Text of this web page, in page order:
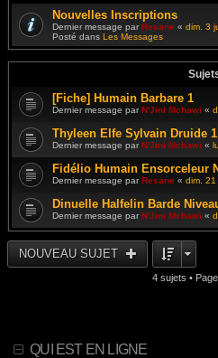
Nouvelles Inscriptions
Dernier message parResane « dim. 3
Posté dans Les Messages
[Fiche] Humain Barbare 1
Dernier message parN'Jini Mchawi «
Thyleen Elfe Sylvain Druide 1
Dernier message parN'Jini Mchawi «
Fidélio Humain Ensorceleur
Dernier message parResane « dim. 21
Dinuelle Halfelin Barde
Dernier message parN'Jini Mchawi «
NOUVEAU SUJET
4 sujets • Page
QUI EST EN LIGNE